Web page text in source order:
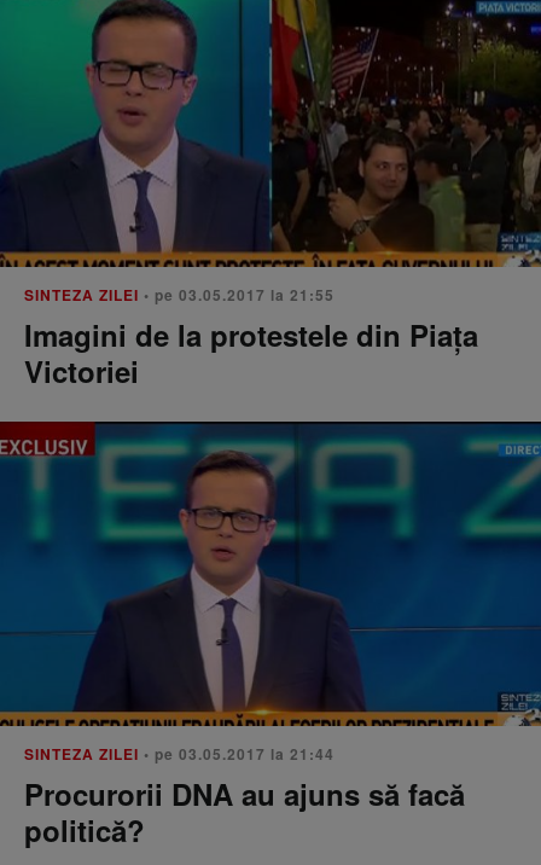
SINTEZA ZILEI • pe 03.05.2017 la 21:55
Imagini de la protestele din Piaţa
Victoriei
SINTEZA ZILEI • pe 03.05.2017 la 21:44
Procurorii DNA au ajuns să facă
politică?